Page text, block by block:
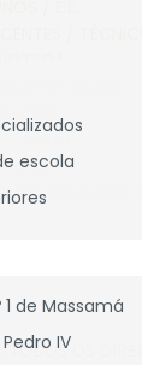
escola
1 de Massamá
IV
PAIS/E.E.
OS